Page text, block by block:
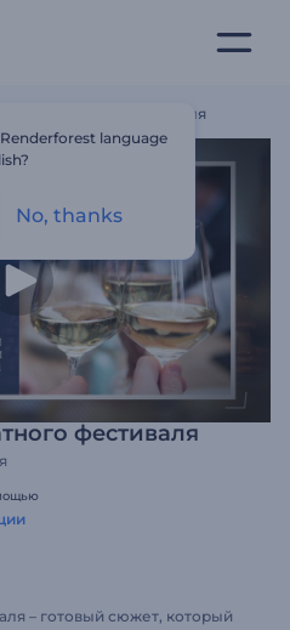
Шахматного Фестиваля
фестиваля
– готовый сюжет, который
language
No, thanks